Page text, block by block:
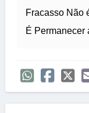
Fracasso Não
É Permanecer